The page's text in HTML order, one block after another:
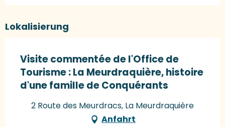
Lokalisierung
Visite commentée de l'Office de
Tourisme : La Meurdraquière, histoire
d'une famille de Conquérants
2 Route des Meurdracs, La Meurdraquière
Anfahrt